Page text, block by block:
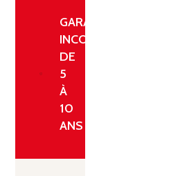
GARANTIE
INCONDITIONNELLE
DE
5
À
10
ANS